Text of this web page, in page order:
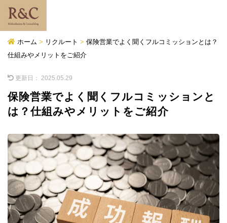
ホーム > リクルート > 保険営業でよく聞くフルコミッションとは？
仕組みやメリットをご紹介
更新日： 2025.05.29
保険営業でよく聞くフルコミッションと
は？仕組みやメリットをご紹介